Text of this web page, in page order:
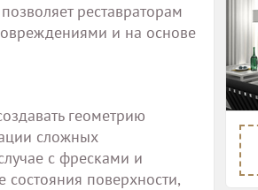
реставраторам
и на основе
геометрию
сложных
с фресками и
поверхности,